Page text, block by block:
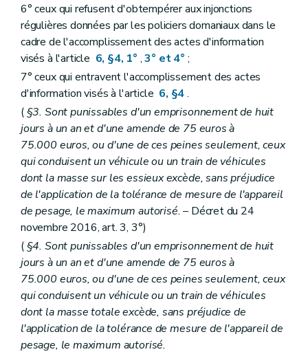
6° ceux qui refusent d'obtempérer aux injonctions
régulières données par les policiers domaniaux dans le
cadre de l'accomplissement des actes d'information
visés à l'article 6, §4, 1° ,3° et 4° ;
7° ceux qui entravent l'accomplissement des actes
d'information visés à l'article 6, §4.
( §3. Sont punissables d'un emprisonnement de huit
jours à un an et d'une amende de 75 euros à
75.000 euros, ou d'une de ces peines seulement, ceux
qui conduisent un véhicule ou un train de véhicules
dont la masse sur les essieux excède, sans préjudice
de l'application de la tolérance de mesure de l'appareil
de pesage, le maximum autorisé.– Décret du 24
novembre 2016, art. 3, 3°)
(§4. Sont punissables d'un emprisonnement de huit
jours à un an et d'une amende de 75 euros à
75.000 euros, ou d'une de ces peines seulement, ceux
qui conduisent un véhicule ou un train de véhicules
dont la masse totale excède, sans préjudice de
l'application de la tolérance de mesure de l'appareil de
pesage, le maximum autorisé.